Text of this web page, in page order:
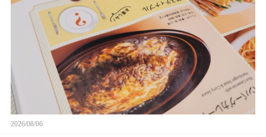
否。店長確認後、判明した意外な勘違いとは…
2026/08/06